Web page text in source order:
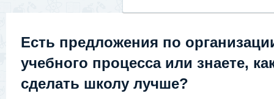
Есть предложения по
учебного процесса или знаете,
сделать школу лучше?